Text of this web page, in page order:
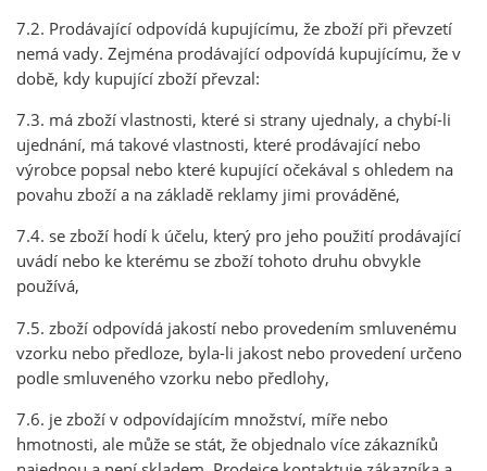
7.2. Prodávající odpovídá kupujícímu, že zboží při převzetí
nemá vady. Zejména prodávající odpovídá kupujícímu, že v
době, kdy kupující zboží převzal:
7.3. má zboží vlastnosti, které si strany ujednaly, a chybí-li
ujednání, má takové vlastnosti, které prodávající nebo
výrobce popsal nebo které kupující očekával s ohledem na
povahu zboží a na základě reklamy jimi prováděné,
7.4. se zboží hodí k účelu, který pro jeho použití prodávající
uvádí nebo ke kterému se zboží tohoto druhu obvykle
používá,
7.5. zboží odpovídá jakostí nebo provedením smluvenému
vzorku nebo předloze, byla-li jakost nebo provedení určeno
podle smluveného vzorku nebo předlohy,
7.6. je zboží v odpovídajícím množství, míře nebo
hmotnosti, ale může se stát, že objednalo více zákazníků